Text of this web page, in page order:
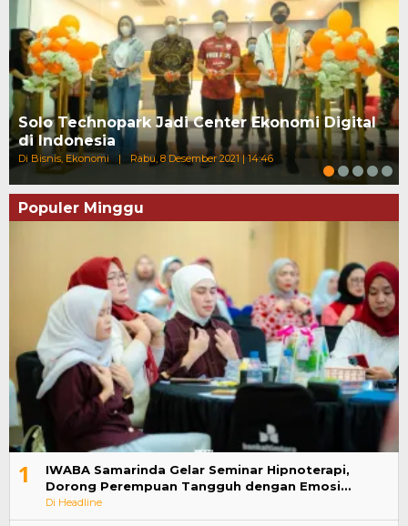
Solo Technopark Jadi Center Ekonomi Digital
di Indonesia
Di Bisnis, Ekonomi | Rabu, 8 Desember 2021 | 14:46
Populer Minggu
1
IWABA Samarinda Gelar Seminar Hipnoterapi,
Dorong Perempuan Tangguh dengan Emosi…
Di Headline